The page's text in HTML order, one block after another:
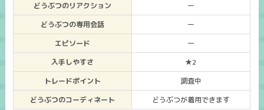
どうぶつのリアクション
ー
どうぶつの専用会話
ー
エピソード
ー
入手しやすさ
★2
トレードポイント
調査中
どうぶつのコーディネート
どうぶつが着用できます